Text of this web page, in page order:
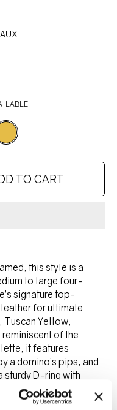
TO CART
this style is a
to large four-
signature top-
for ultimate
Yellow,
of the
it features
a domino’s pips, and
sturdy D-ring with